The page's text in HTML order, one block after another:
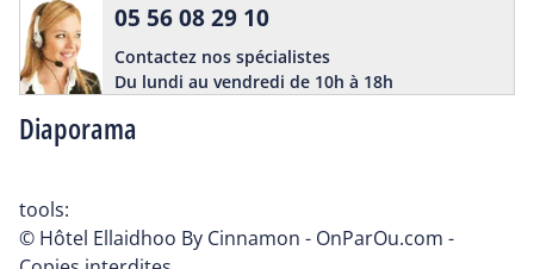
Diaporama
05 56 08 29 10
Contactez nos spécialistes
Du lundi au vendredi de 10h à 18h
tools:
© Hôtel Ellaidhoo By Cinnamon - OnParOu.com -